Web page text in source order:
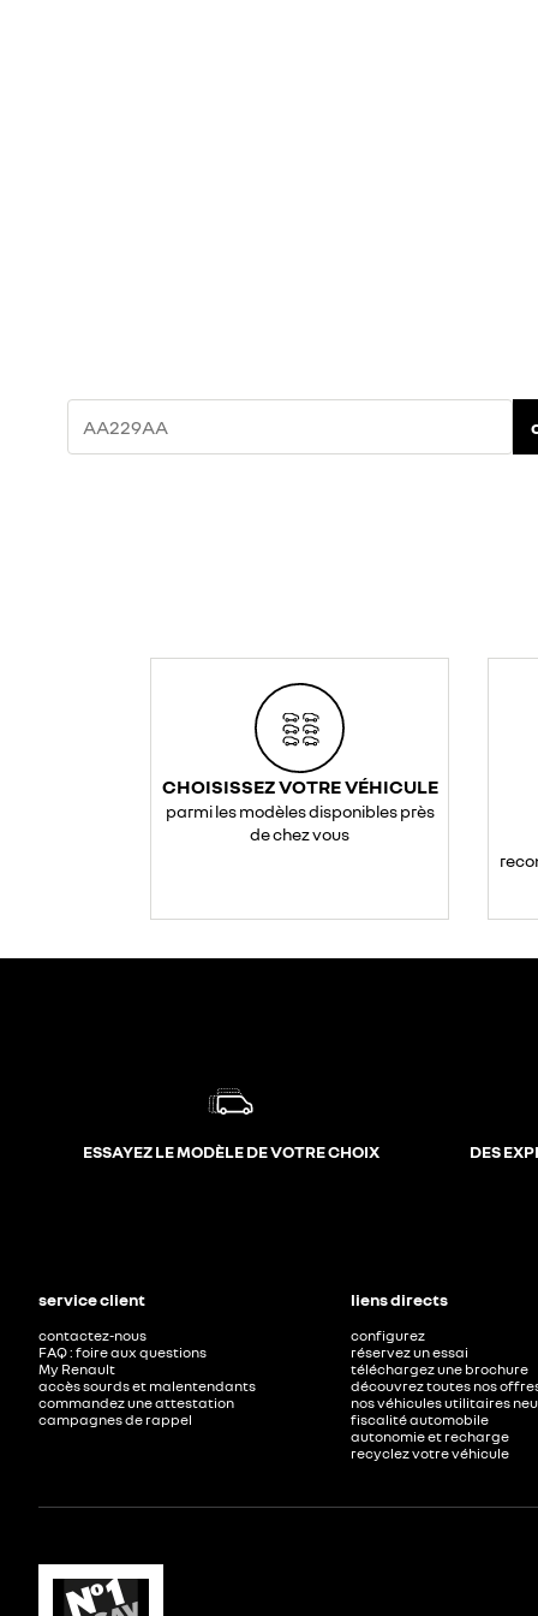
CHOISISSEZ VOTRE VÉHICULE
parmi les modèles disponibles près
de chez vous
ESSAYEZ LE MODÈLE DE VOTRE CHOIX DES
service client
contactez-nous
FAQ : foire aux questions
My Renault
accès sourds et malentendants
commandez une attestation
campagnes de rappel
liens directs
configurez
réservez un essai
téléchargez une brochure
découvrez toutes nos
nos véhicules utilitaires
fiscalité automobile
autonomie et recharge
recyclez votre véhicule